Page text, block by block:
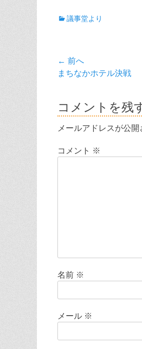
カ
ー
議事堂より
投
稿
ナ
ビ
ゲ
ー
← 前へ
前
稿:
まちなかホテル決戦
コメントを残
メールアドレスが公開
コメント ※
名前 ※
メール ※